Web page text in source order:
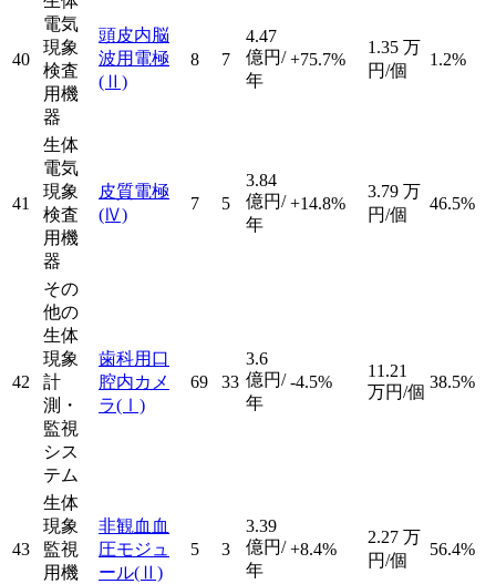
40
電気
現象
検査
用機
器
頭皮内脳
波用電極
(Ⅱ)
8 7
4.47
億円/
年
+75.7%
1.35 万
円/個
1.2%
41
生体
電気
現象
検査
用機
器
皮質電極
(Ⅳ)
7 5
3.84
億円/
年
+14.8%
3.79 万
円/個
46.5%
42
その
他の
生体
現象
計
測・
監視
シス
テム
歯科用口
腔内カメ
ラ(Ⅰ)
69 33
3.6
億円/
年
-4.5%
11.21
万円/個
38.5%
43
生体
現象
監視
用機
非観血血
圧モジュ
ール(Ⅱ)
5 3
3.39
億円/
年
+8.4%
2.27 万
円/個
56.4%